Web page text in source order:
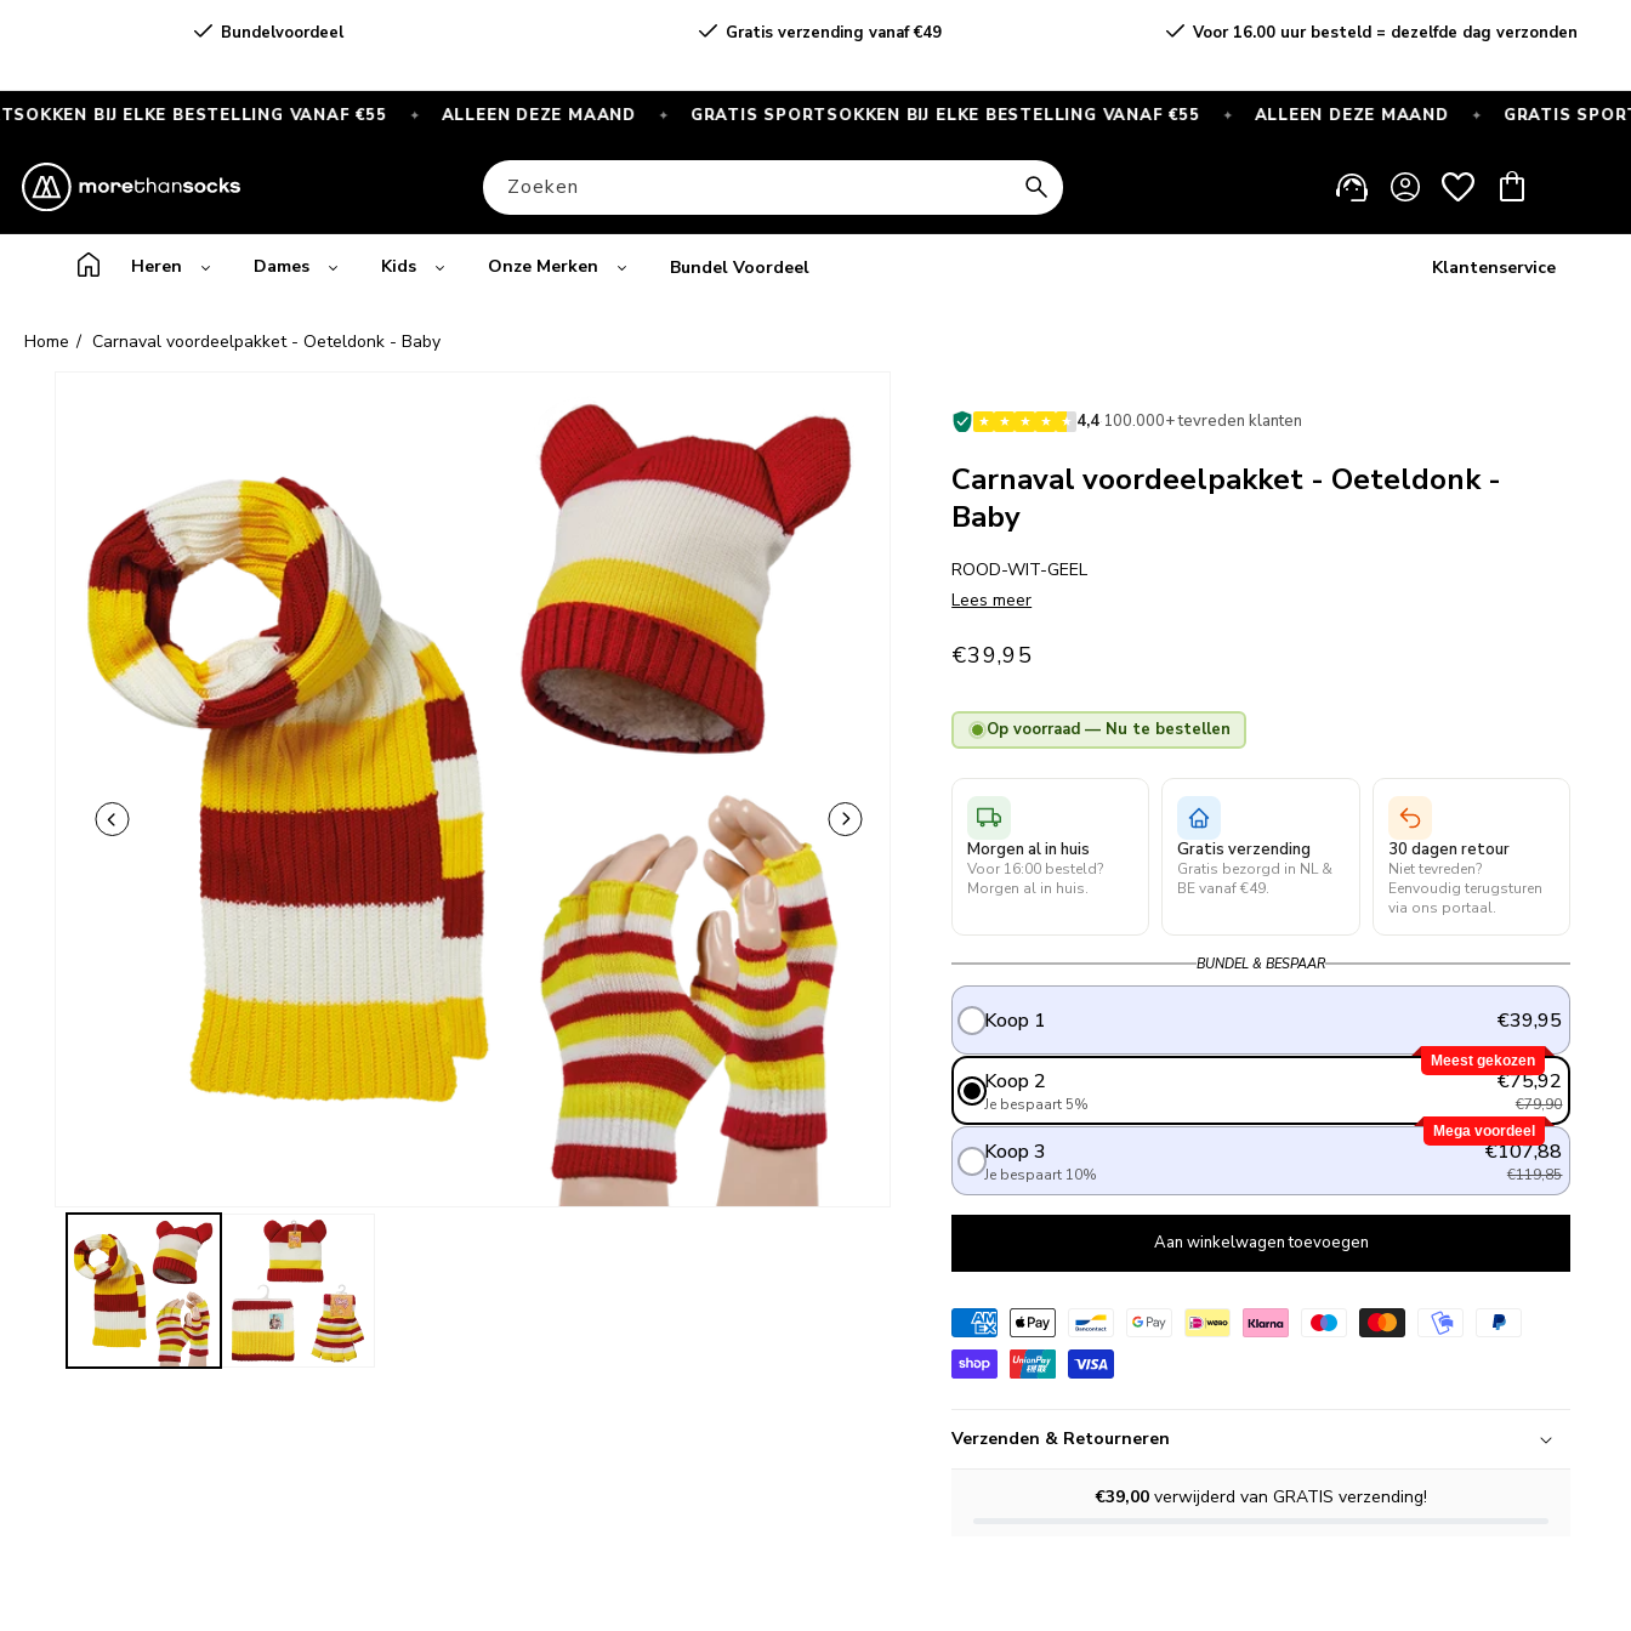
Bundelvoordeel Gratis verzending vanaf €49 Voor 16.00 uur besteld = dezelfde dag verzonden
ELKE BESTELLING VANAF €55 ✦ ALLEEN DEZE MAAND ✦ GRATIS SPORTSOKKEN BIJ ELKE BESTELLING VANAF €55 ✦ ALLEEN DEZE MAAND ✦ GRATIS
SPORTSOKKEN
elke
Zoeken Inloggen Winkelwagen
Heren Dames Kids Onze Merken Bundel Voordeel Klantenservice
Home Carnaval voordeelpakket - Oeteldonk - Baby
4,4·100.000+ tevreden klanten
Carnaval voordeelpakket - Oeteldonk -
Baby
ROOD-WIT-GEEL
Lees meer
Normale
€39,95
Op voorraad — Nu te bestellen
Morgen al in huis
Voor 16:00 besteld?
Morgen al in huis.
Gratis verzending
Gratis bezorgd in NL &
BE vanaf €49.
30 dagen retour
Niet tevreden?
Eenvoudig terugsturen
via ons portaal.
BUNDEL & BESPAAR
Koop 1 €39,95
Meest gekozen
Koop 2
Je bespaart 5%
€75,92
€79,90
Mega voordeel
Koop 3
Je bespaart 10%
€107,88
€119,85
Aan winkelwagen toevoegen
Verzenden & Retourneren
€39,00verwijderd van GRATIS verzending!